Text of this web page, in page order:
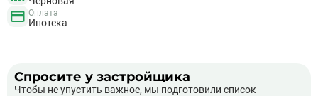
Оплата
Ипотека
Спросите у застройщика
Чтобы не упустить важное, мы подготовили список